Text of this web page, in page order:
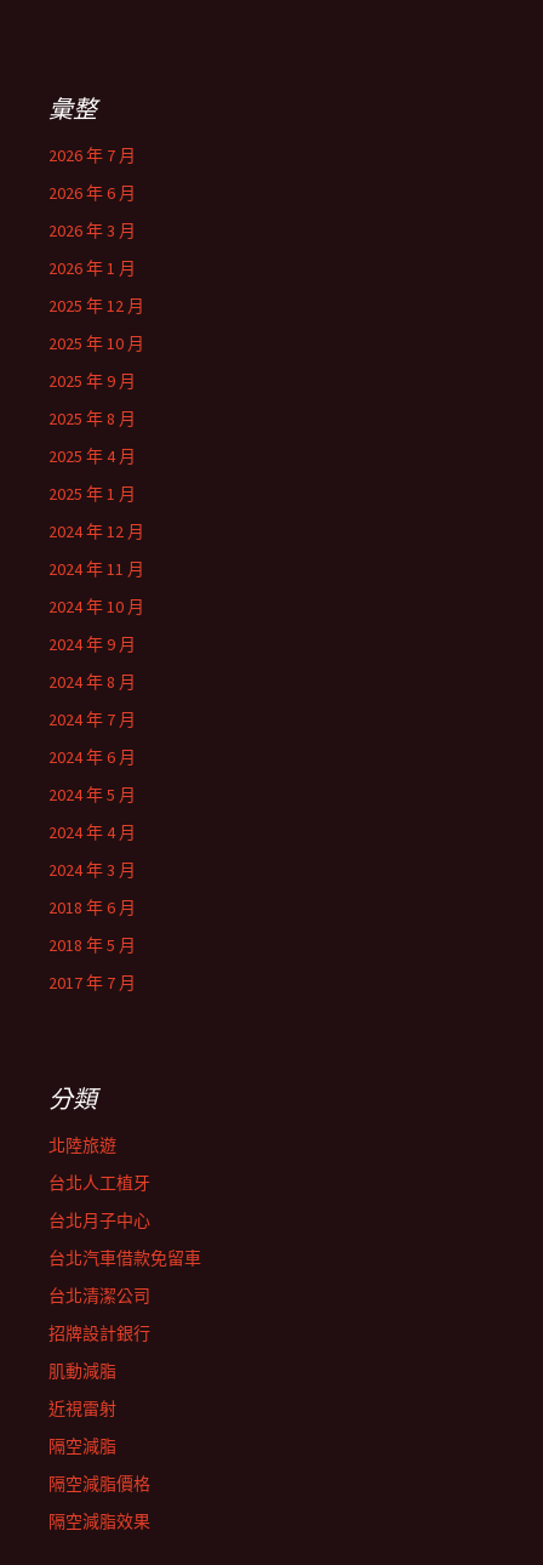
彙整
2026 年 7 月
2026 年 6 月
2026 年 3 月
2026 年 1 月
2025 年 12 月
2025 年 10 月
2025 年 9 月
2025 年 8 月
2025 年 4 月
2025 年 1 月
2024 年 12 月
2024 年 11 月
2024 年 10 月
2024 年 9 月
2024 年 8 月
2024 年 7 月
2024 年 6 月
2024 年 5 月
2024 年 4 月
2024 年 3 月
2018 年 6 月
2018 年 5 月
2017 年 7 月
分類
北陸旅遊
台北人工植牙
台北月子中心
台北汽車借款免留車
台北清潔公司
招牌設計銀行
肌動減脂
近視雷射
隔空減脂
隔空減脂價格
隔空減脂效果